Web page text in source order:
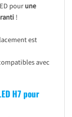
pour une
!
est
avec
H7 pour